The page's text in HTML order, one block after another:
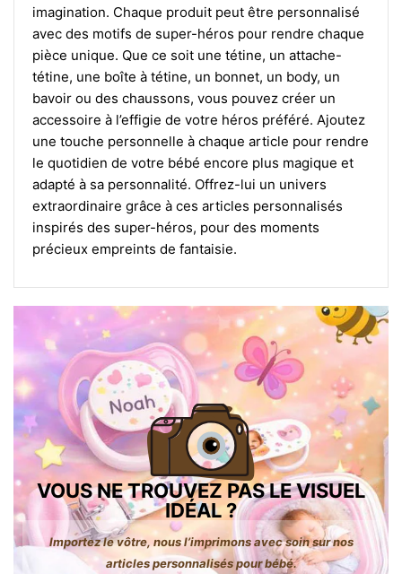
imagination. Chaque produit peut être personnalisé
avec des motifs de super-héros pour rendre chaque
pièce unique. Que ce soit une tétine, un attache-
tétine, une boîte à tétine, un bonnet, un body, un
bavoir ou des chaussons, vous pouvez créer un
accessoire à l’effigie de votre héros préféré. Ajoutez
une touche personnelle à chaque article pour rendre
le quotidien de votre bébé encore plus magique et
adapté à sa personnalité. Offrez-lui un univers
extraordinaire grâce à ces articles personnalisés
inspirés des super-héros, pour des moments
précieux empreints de fantaisie.
VOUS NE TROUVEZ PAS LE VISUEL
IDÉAL ?
Importez le vôtre, nous l’imprimons avec soin sur nos
articles personnalisés pour bébé.